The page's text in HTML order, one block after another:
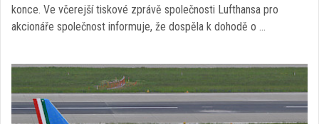
konce. Ve včerejší tiskové zprávě společnosti Lufthansa pro
akcionáře společnost informuje, že dospěla k dohodě o …